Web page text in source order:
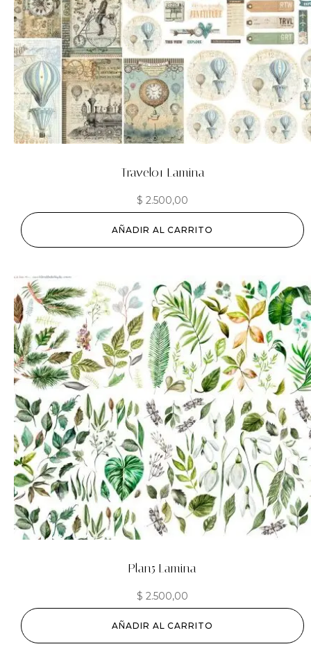
Travel01 Lamina
$ 2.500,00
AÑADIR AL CARRITO
Plan5 Lamina
$ 2.500,00
AÑADIR AL CARRITO